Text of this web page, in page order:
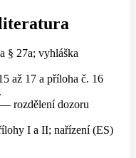
§ 27a; vyhláška
až 17 a příloha č. 16
rozdělení dozoru
I a II; nařízení (ES)